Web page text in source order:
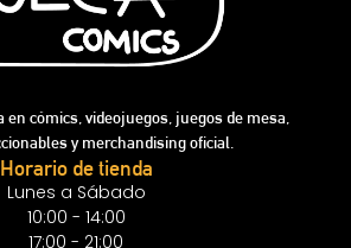
en cómics, videojuegos, juegos de mesa,
y merchandising oficial.
Horario de tienda
Lunes a Sábado
10:00 - 14:00
17:00 - 21:00